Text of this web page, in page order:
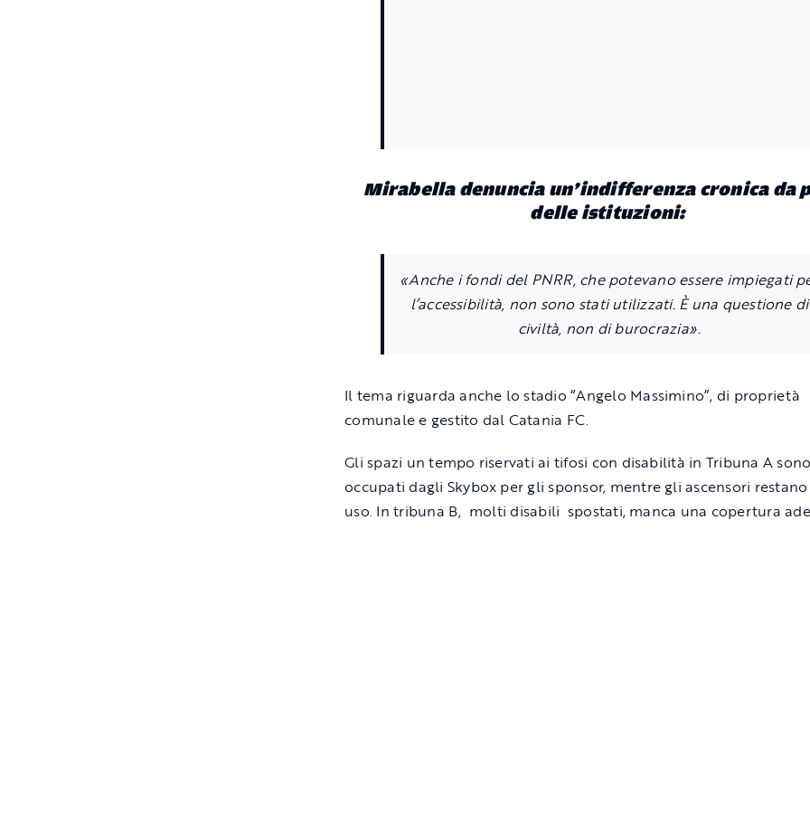
Mirabella denuncia un’indifferenza cronica da
delle istituzioni:
«Anche i fondi del PNRR, che potevano essere impiegati
l’accessibilità, non sono stati utilizzati. È una questione di
civiltà, non di burocrazia».
Il tema riguarda anche lo stadio “Angelo Massimino”, di proprietà
comunale e gestito dal Catania FC.
Gli spazi un tempo riservati ai tifosi con disabilità in Tribuna A
occupati dagli Skybox per gli sponsor, mentre gli ascensori
uso. In tribuna B, molti disabili spostati, manca una copertura